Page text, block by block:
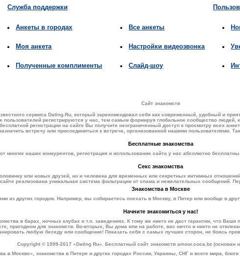
Служба поддержки
Анкеты в городах Все анкеты
Моя анкета Настройки видеозвонка
Полученные комплименты Слайд-шоу
Сайт знакомств
сервиса Dating.Ru , который зарекомендовал себя как современный, удобный и
пользователей регистрируются у нас, тем самым формируя глобальное сообщество людей,
регистрации на сайте Вы получите неограниченный доступ к просмотру всех
встречу или присоединиться к встрече, организованной нашими пользователями.
Бесплатные знакомства
многих наших конкурентов, регистрация и использование сайта у нас абсолютно
Секс знакомства
или новых друзей, но и человека для временных или секретных интимных
реализована уникальная система фильтрации от спама и нежелательных сообщений.
Знакомства в Москве
из других городов. Например, вы собираетесь поехать в Москву, в Питер или вообще в
Начните знакомиться у нас!
в барах, ночных клубах и т.п. заведениях. К тому же никто не даст гарантии, что
пригодном для знакомств. Во-вторых, Вы дома или на работе, вас ничто и никто не
любую беседу или сообщение! Показать себя с самых лучших сторон, не боясь
Copyright © 1999-2017 «Dating Ru». Бесплатный сайт знакомствamour.coca.bz (основан
в Москве»
знакомства в Питере и других городах России, Украины, СНГ и всего мира,